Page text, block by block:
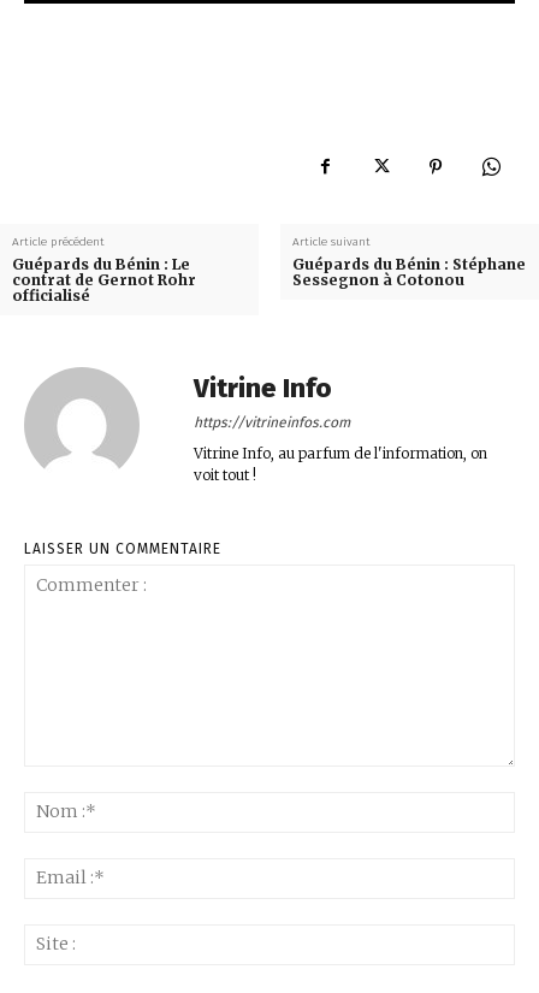
Article précédent
Guépards du Bénin : Le
contrat de Gernot Rohr
officialisé
Article suivant
Guépards du Bénin : Stéphane
Sessegnon à Cotonou
Vitrine Info
https://vitrineinfos.com
Vitrine Info, au parfum de l'information, on
voit tout !
LAISSER UN COMMENTAIRE